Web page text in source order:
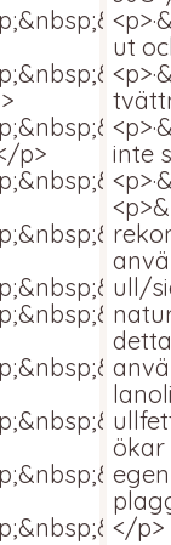
p>
ut
inte
ull/
ökar
</p>